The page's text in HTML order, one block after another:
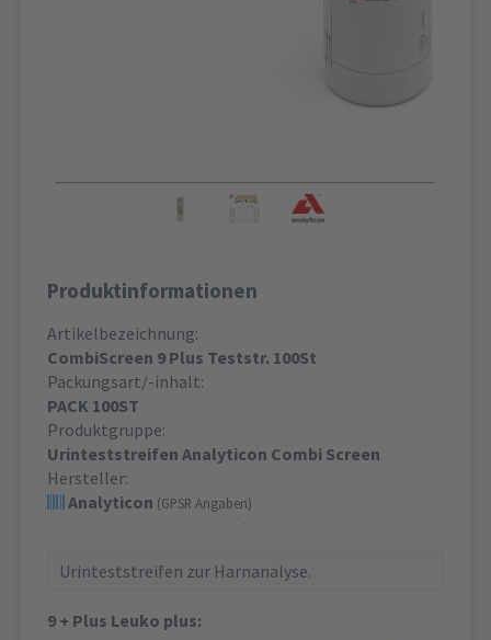
Produktinformationen
Artikelbezeichnung:
CombiScreen 9 Plus Teststr. 100St
Packungsart/-inhalt:
PACK 100ST
Produktgruppe:
Urinteststreifen Analyticon Combi Screen
Hersteller:
Analyticon (GPSR Angaben)
Urinteststreifen zur Harnanalyse.
9 + Plus Leuko plus: